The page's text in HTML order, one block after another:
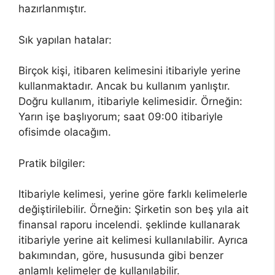
hazırlanmıştır.
Sık yapılan hatalar:
Birçok kişi, itibaren kelimesini itibariyle yerine
kullanmaktadır. Ancak bu kullanım yanlıştır.
Doğru kullanım, itibariyle kelimesidir. Örneğin:
Yarın işe başlıyorum; saat 09:00 itibariyle
ofisimde olacağım.
Pratik bilgiler:
Itibariyle kelimesi, yerine göre farklı kelimelerle
değiştirilebilir. Örneğin: Şirketin son beş yıla ait
finansal raporu incelendi. şeklinde kullanarak
itibariyle yerine ait kelimesi kullanılabilir. Ayrıca
bakımından, göre, hususunda gibi benzer
anlamlı kelimeler de kullanılabilir.